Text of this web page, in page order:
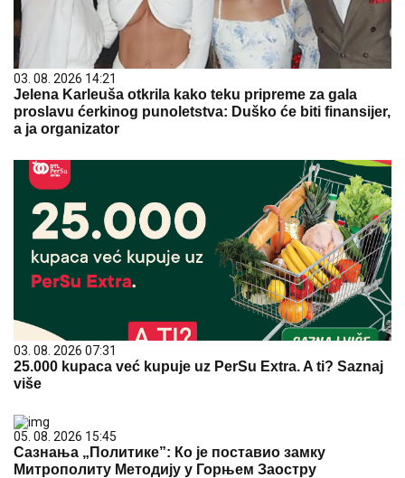
03. 08. 2026 14:21
Jelena Karleuša otkrila kako teku pripreme za gala
proslavu ćerkinog punoletstva: Duško će biti finansijer,
a ja organizator
03. 08. 2026 07:31
25.000 kupaca već kupuje uz PerSu Extra. A ti? Saznaj
više
05. 08. 2026 15:45
Сазнања „Политике”: Ко је поставио замку
Митрополиту Методију у Горњем Заостру